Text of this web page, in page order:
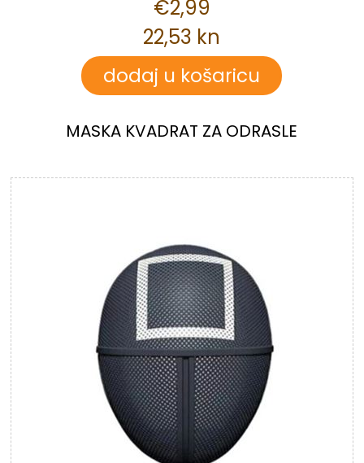
€2,99
22,53 kn
MASKA KVADRAT ZA ODRASLE